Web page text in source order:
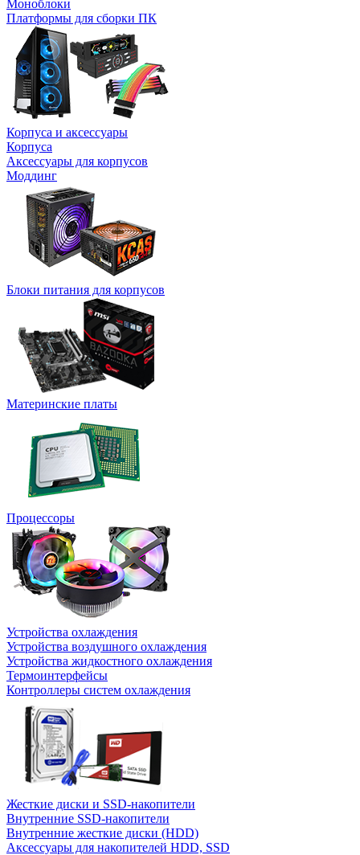
Моноблоки
Платформы для сборки ПК
Корпуса и аксессуары
Корпуса
Аксессуары для корпусов
Моддинг
Блоки питания для корпусов
Материнские платы
Процессоры
Устройства охлаждения
Устройства воздушного охлаждения
Устройства жидкостного охлаждения
Термоинтерфейсы
Контроллеры систем охлаждения
Жесткие диски и SSD-накопители
Внутренние SSD-накопители
Внутренние жесткие диски (HDD)
Аксессуары для накопителей HDD, SSD